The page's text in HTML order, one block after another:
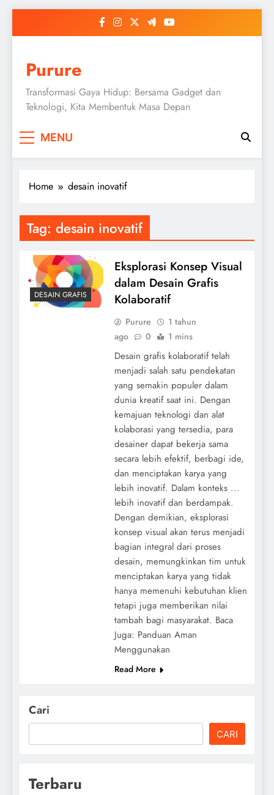
Purure
Transformasi Gaya Hidup: Bersama Gadget dan
Teknologi, Kita Membentuk Masa Depan
MENU
Home desain inovatif
Tag: desain inovatif
DESAIN GRAFIS
Eksplorasi Konsep Visual
dalam Desain Grafis
Kolaboratif
Purure
1 tahun
ago
0 1 mins
Desain grafis kolaboratif telah
menjadi salah satu pendekatan
yang semakin populer dalam
dunia kreatif saat ini. Dengan
kemajuan teknologi dan alat
kolaborasi yang tersedia, para
desainer dapat bekerja sama
secara lebih efektif, berbagi ide,
dan menciptakan karya yang
lebih inovatif. Dalam konteks ...
lebih inovatif dan berdampak.
Dengan demikian, eksplorasi
konsep visual akan terus menjadi
bagian integral dari proses
desain, memungkinkan tim untuk
menciptakan karya yang tidak
hanya memenuhi kebutuhan klien
tetapi juga memberikan nilai
tambah bagi masyarakat. Baca
Juga: Panduan Aman
Menggunakan
Read More
Cari
CARI
Terbaru